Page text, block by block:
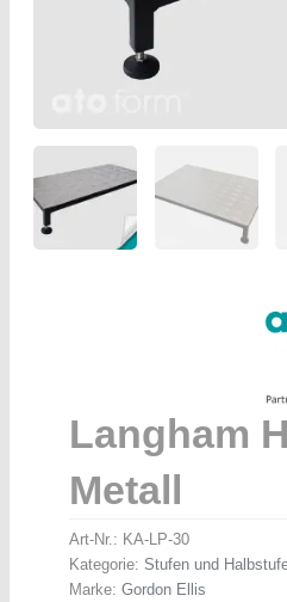
Langham
Metall
Art-Nr.: KA-LP-30
Kategorie: Stufen und
Marke: Gordon Ellis